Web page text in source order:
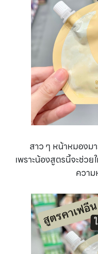
สาว ๆ หน้าหมองม
เพราะน้องสูตรนี้จะช่ว
ความ